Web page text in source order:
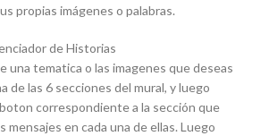
propias imágenes o palabras.
de Historias
una tematica o las imagenes que deseas
de las 6 secciones del mural, y luego
correspondiente a la sección que
mensajes en cada una de ellas. Luego